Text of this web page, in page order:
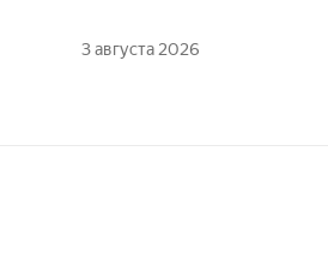
3 августа 2026